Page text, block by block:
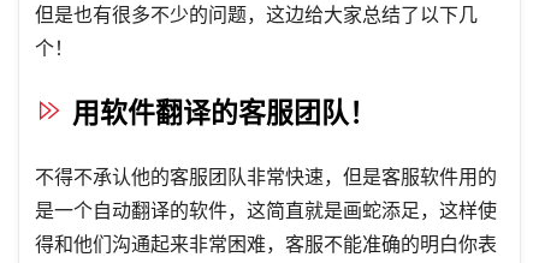
但是也有很多不少的问题，这边给大家总结了以下几
个！
用软件翻译的客服团队！
不得不承认他的客服团队非常快速，但是客服软件用的
是一个自动翻译的软件，这简直就是画蛇添足，这样使
得和他们沟通起来非常困难，客服不能准确的明白你表